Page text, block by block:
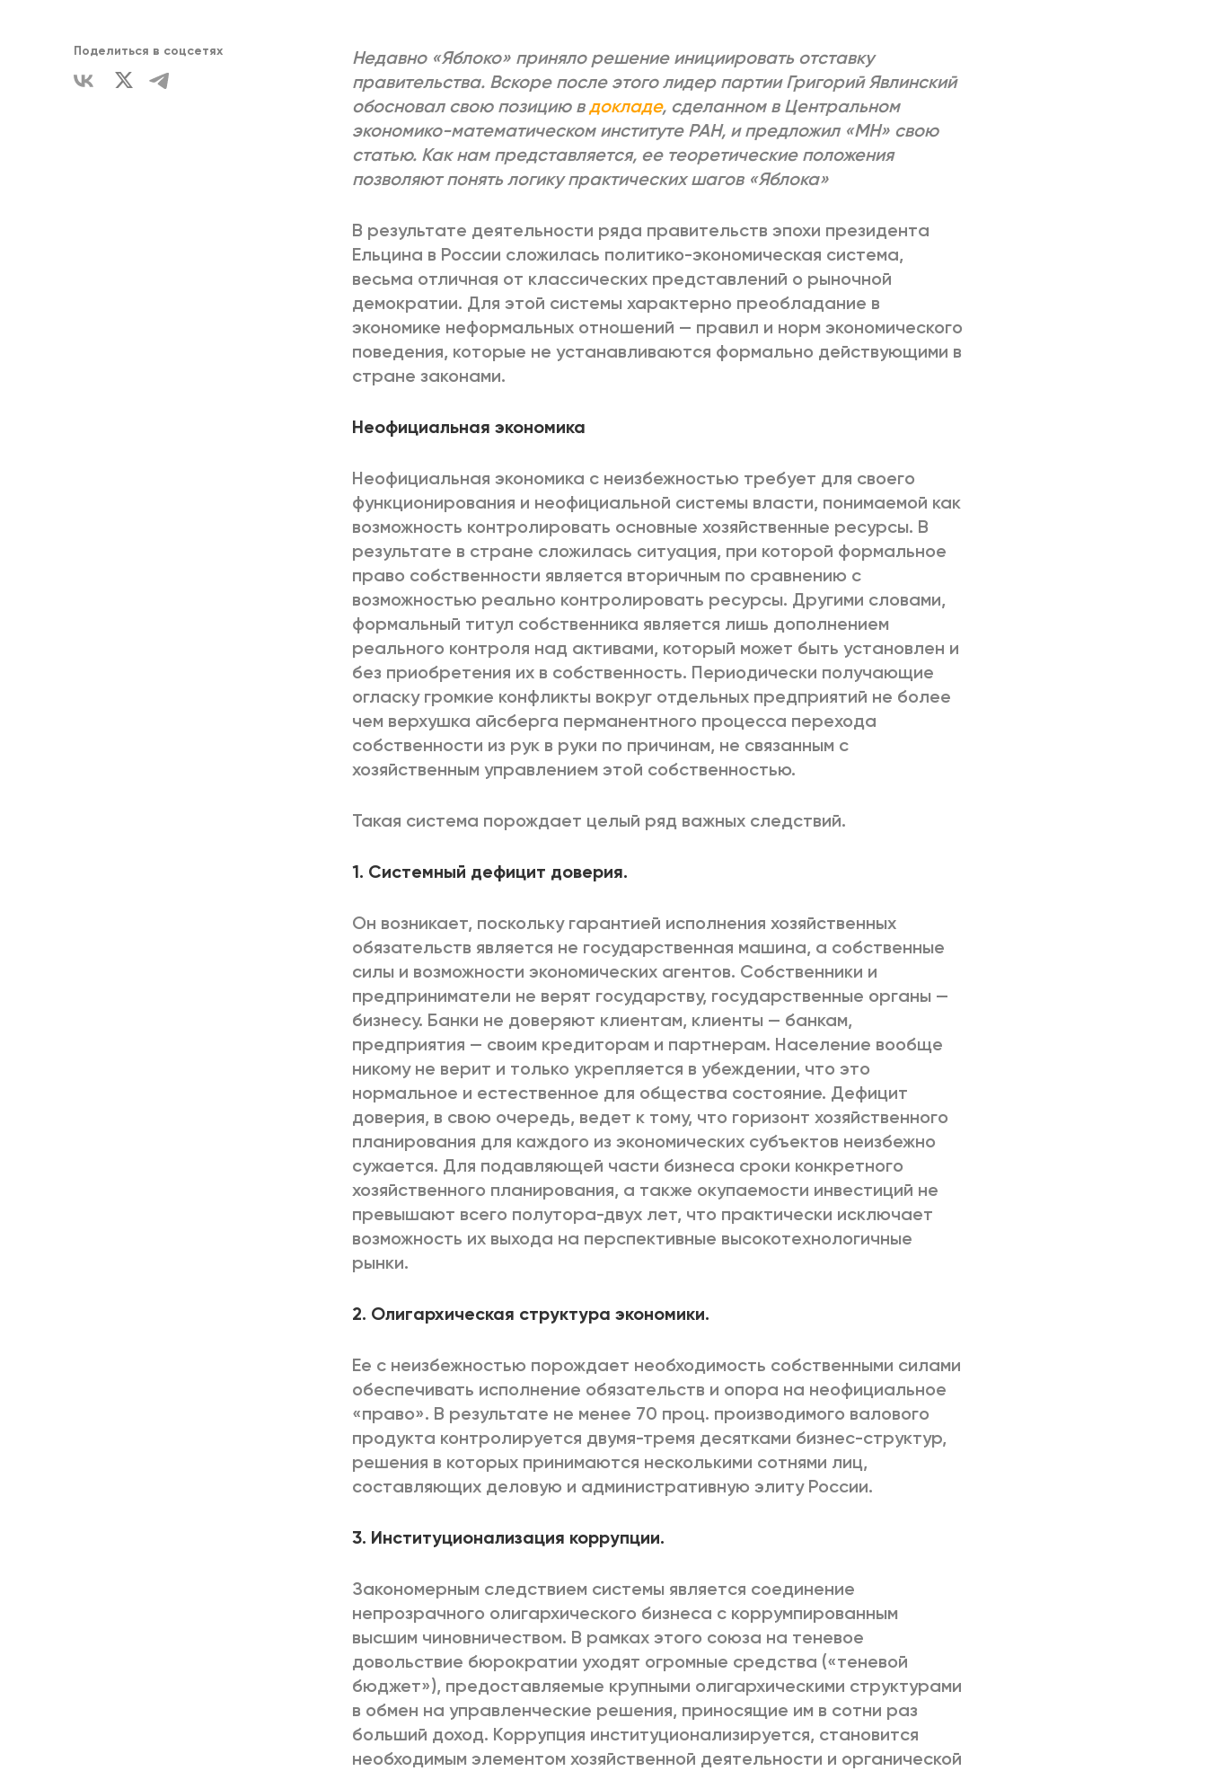
ПОДРОБНЕЕ
ВСЕ КНИГИ
Поделиться в соцсетях
Недавно «Яблоко» приняло решение инициировать отставку
правительства. Вскоре после этого лидер партии Григорий Явлинский
обосновал свою позицию вдокладе, сделанном в Центральном
экономико-математическом институте РАН, и предложил «МН» свою
статью. Как нам представляется, ее теоретические положения
позволяют понять логику практических шагов «Яблока»
В результате деятельности ряда правительств эпохи президента
Ельцина в России сложилась политико-экономическая система,
весьма отличная от классических представлений о рыночной
демократии. Для этой системы характерно преобладание в
экономике неформальных отношений — правил и норм экономического
поведения, которые не устанавливаются формально действующими в
стране законами.
Неофициальная экономика
Неофициальная экономика с неизбежностью требует для своего
функционирования и неофициальной системы власти, понимаемой как
возможность контролировать основные хозяйственные ресурсы. В
результате в стране сложилась ситуация, при которой формальное
право собственности является вторичным по сравнению с
возможностью реально контролировать ресурсы. Другими словами,
формальный титул собственника является лишь дополнением
реального контроля над активами, который может быть установлен и
без приобретения их в собственность. Периодически получающие
огласку громкие конфликты вокруг отдельных предприятий не более
чем верхушка айсберга перманентного процесса перехода
собственности из рук в руки по причинам, не связанным с
хозяйственным управлением этой собственностью.
Такая система порождает целый ряд важных следствий.
1. Системный дефицит доверия.
Он возникает, поскольку гарантией исполнения хозяйственных
обязательств является не государственная машина, а собственные
силы и возможности экономических агентов. Собственники и
предприниматели не верят государству, государственные органы —
бизнесу. Банки не доверяют клиентам, клиенты — банкам,
предприятия — своим кредиторам и партнерам. Население вообще
никому не верит и только укрепляется в убеждении, что это
нормальное и естественное для общества состояние. Дефицит
доверия, в свою очередь, ведет к тому, что горизонт хозяйственного
планирования для каждого из экономических субъектов неизбежно
сужается. Для подавляющей части бизнеса сроки конкретного
хозяйственного планирования, а также окупаемости инвестиций не
превышают всего полутора-двух лет, что практически исключает
возможность их выхода на перспективные высокотехнологичные
рынки.
2. Олигархическая структура экономики.
Ее с неизбежностью порождает необходимость собственными силами
обеспечивать исполнение обязательств и опора на неофициальное
«право». В результате не менее 70 проц. производимого валового
продукта контролируется двумя-тремя десятками бизнес-структур,
решения в которых принимаются несколькими сотнями лиц,
составляющих деловую и административную элиту России.
3. Институционализация коррупции.
Закономерным следствием системы является соединение
непрозрачного олигархического бизнеса с коррумпированным
высшим чиновничеством. В рамках этого союза на теневое
довольствие бюрократии уходят огромные средства («теневой
бюджет»), предоставляемые крупными олигархическими структурами
в обмен на управленческие решения, приносящие им в сотни раз
больший доход. Коррупция институционализируется, становится
необходимым элементом хозяйственной деятельности и органической